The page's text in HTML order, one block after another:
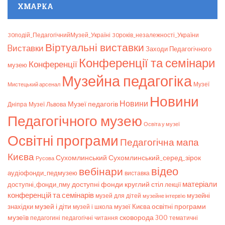
ХМАРКА
30подій_ПедагогічнийМузей_Україні 30років_незалежності_України
Bиставки Віртуальні виставки Заходи Педагогічного
музею Конференції Конференції та семінари
Мистецький арсенал Музейна педагогіка Музеї
Дніпра Музеї Львова Музеї педагогів Новини Новини
Педагогічного музею Освіта у музеї
Освітні програми Педагогічна мапа
Києва Русова Сухомлинський Сухомлинський_серед_зірок
аудіофонди_педмузею вебінари виставка відео
доступні_фонди_пмудоступні фонди круглий стіл лекції матеріали
конференцій та семінарів музей для дітей музейне інтерв’ю музейні
знахідки музей і діти музей і школа музеї Києваосвітні програми
музеїв педагогині педагогічні читання сковорода 300 тематичні